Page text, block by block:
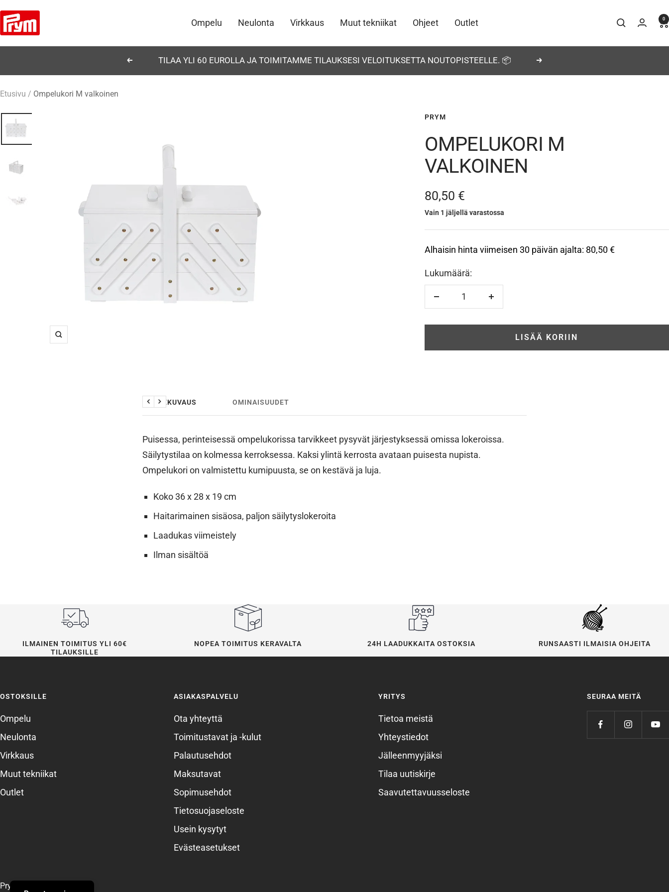
sisältöön
Ompelu Neulonta Virkkaus Muut tekniikat Ohjeet Outlet
Prym 0
EdellinenTILAA YLI 60 EUROLLA JA TOIMITAMME TILAUKSESI VELOITUKSETTA NOUTOPISTEELLE. 📦 Seuraava
Etusivu Ompelukori M valkoinen
Suurenna
PRYM
OMPELUKORI M
VALKOINEN
Alennushinta
80,50 €
Vain 1 jäljellä varastossa
Alhaisin hinta viimeisen 30 päivän ajalta: 80,50 €
Lukumäärä:
LISÄÄ KORIIN
TUOTEKUVAUS OMINAISUUDET
Edellinen
Seuraava
Puisessa, perinteisessä ompelukorissa tarvikkeet pysyvät järjestyksessä omissa lokeroissa.
Säilytystilaa on kolmessa kerroksessa. Kaksi ylintä kerrosta avataan puisesta nupista.
Ompelukori on valmistettu kumipuusta, se on kestävä ja luja.
Koko 36 x 28 x 19 cm
Haitarimainen sisäosa, paljon säilytyslokeroita
Laadukas viimeistely
Ilman sisältöä
ILMAINEN TOIMITUS YLI 60€
TILAUKSILLE
NOPEA TOIMITUS KERAVALTA 24H LAADUKKAITA OSTOKSIA RUNSAASTI ILMAISIA OHJEITA
OSTOKSILLE
Ompelu
Neulonta
Virkkaus
Muut tekniikat
Outlet
ASIAKASPALVELU
Ota yhteyttä
Toimitustavat ja -kulut
Palautusehdot
Maksutavat
Sopimusehdot
Tietosuojaseloste
Usein kysytyt
Evästeasetukset
YRITYS
Tietoa meistä
Yhteystiedot
Jälleenmyyjäksi
Tilaa uutiskirje
Saavutettavuusseloste
SEURAA MEITÄ
Prym